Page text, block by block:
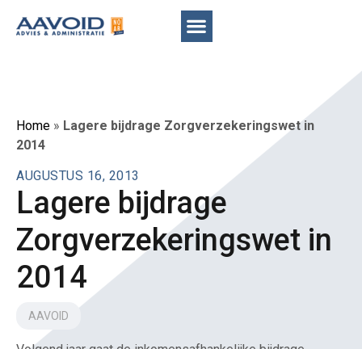
Home » Lagere bijdrage Zorgverzekeringswet in
2014
AUGUSTUS 16, 2013
Lagere bijdrage
Zorgverzekeringswet in
2014
AAVOID